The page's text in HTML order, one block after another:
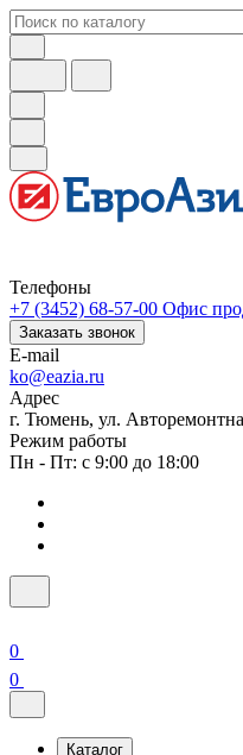
Телефоны
+7 (3452) 68-57-00 Офис
Заказать звонок
E-mail
ko@eazia.ru
Адрес
г. Тюмень, ул.
Режим работы
Пн - Пт: с 9:00 до 18:00
0
0
Каталог